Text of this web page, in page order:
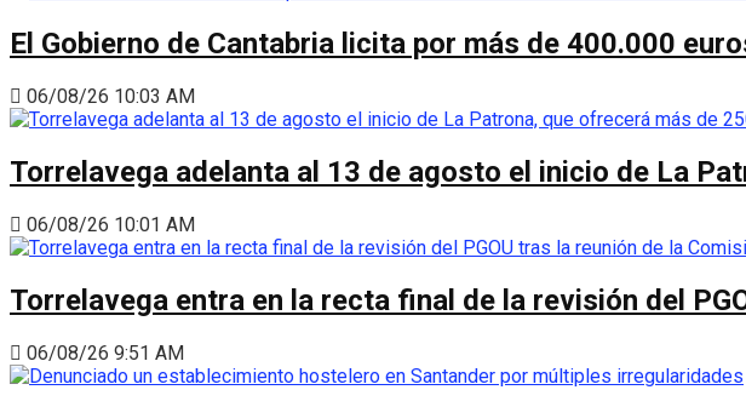
El Gobierno de Cantabria licita por más de 400.000
06/08/26 10:03 AM
Torrelavega adelanta al 13 de agosto el inicio de La
06/08/26 10:01 AM
Torrelavega entra en la recta final de la revisión del
06/08/26 9:51 AM